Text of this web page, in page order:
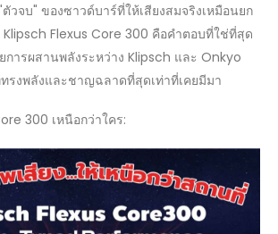
วจบ" ของซาวด์บาร์ที่ให้เสียงสมจริงเหมือนยก
Flexus Core 300 คือคำตอบที่ใช่ที่สุด
ารผสานพลังระหว่าง Klipsch และ Onkyo
ทรงพลังและชาญฉลาดที่สุดเท่าที่เคยมีมา
300 เหนือกว่าใคร: